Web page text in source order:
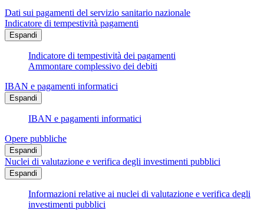
Dati sui pagamenti del servizio sanitario nazionale
Indicatore di tempestività pagamenti
Espandi
Indicatore di tempestività dei pagamenti
Ammontare complessivo dei debiti
IBAN e pagamenti informatici
Espandi
IBAN e pagamenti informatici
Opere pubbliche
Espandi
Nuclei di valutazione e verifica degli investimenti pubblici
Espandi
Informazioni relative ai nuclei di valutazione e verifica degli
investimenti pubblici